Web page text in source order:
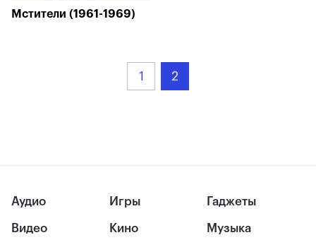
Мстители (1961-1969)
1 2
Аудио
Видео
Игры
Кино
Гаджеты
Музыка